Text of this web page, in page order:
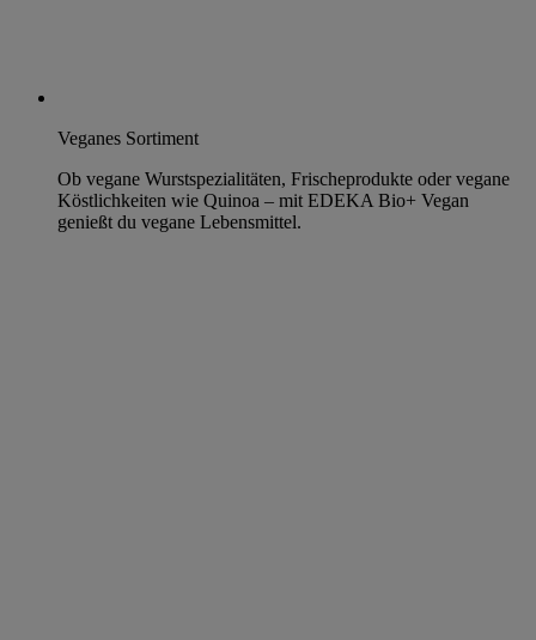
Veganes Sortiment
Ob vegane Wurstspezialitäten, Frischeprodukte oder vegane
Köstlichkeiten wie Quinoa – mit EDEKA Bio+ Vegan
genießt du vegane Lebensmittel.